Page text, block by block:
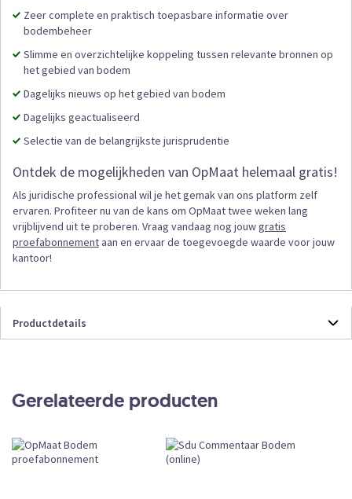
Zeer complete en praktisch toepasbare informatie over
bodembeheer
Slimme en overzichtelijke koppeling tussen relevante bronnen op
het gebied van bodem
Dagelijks nieuws op het gebied van bodem
Dagelijks geactualiseerd
Selectie van de belangrijkste jurisprudentie
Ontdek de mogelijkheden van OpMaat helemaal gratis!
Als juridische professional wil je het gemak van ons platform zelf
ervaren. Profiteer nu van de kans om OpMaat twee weken lang
vrijblijvend uit te proberen. Vraag vandaag nog jouwgratis
proefabonnement aan en ervaar de toegevoegde waarde voor jouw
kantoor!
Productdetails
Abonnement
Gerelateerde producten